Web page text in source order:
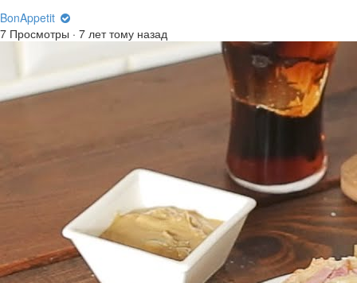
BonAppetit
7 Просмотры · 7 лет тому назад